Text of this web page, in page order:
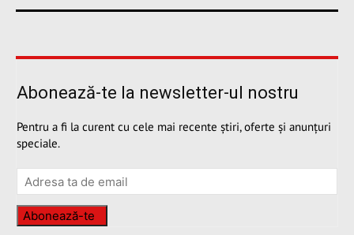
Abonează-te la newsletter-ul nostru
Pentru a fi la curent cu cele mai recente știri, oferte și anunțuri
speciale.
Abonează-te